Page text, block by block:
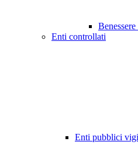
Enti controllati
Enti pubblici